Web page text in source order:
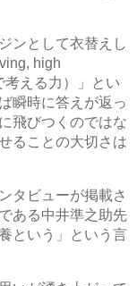
ンとして衣替えし
high
える力）」とい
瞬時に答えが返っ
飛びつくのではな
ることの大切さは
タビューが掲載さ
ある中井準之助先
という」という言